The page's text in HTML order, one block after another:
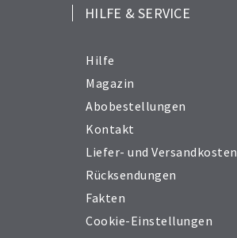
HILFE & SERVICE
Hilfe
Magazin
Abobestellungen
Kontakt
Liefer- und Versandkosten
Rücksendungen
Fakten
Cookie-Einstellungen